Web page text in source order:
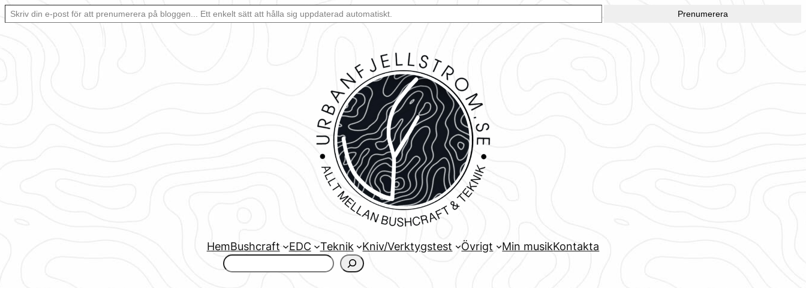
Hoppa
Skriv din e-post för att prenumerera på bloggen… Ett enkelt sätt att hålla sig uppdaterad automatiskt.
Prenumerera
HemBushcraft EDC Teknik Kniv/Verktygstest Övrigt Min musikKontakta